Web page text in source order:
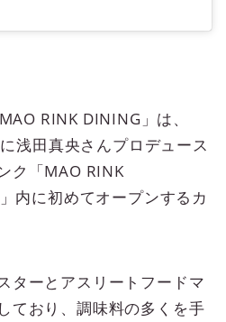
RINK DINING」は、
浅田真央さんプロデュース
ク「MAO RINK
内に初めてオープンするカ
ターとアスリートフードマ
ており、調味料の多くを手